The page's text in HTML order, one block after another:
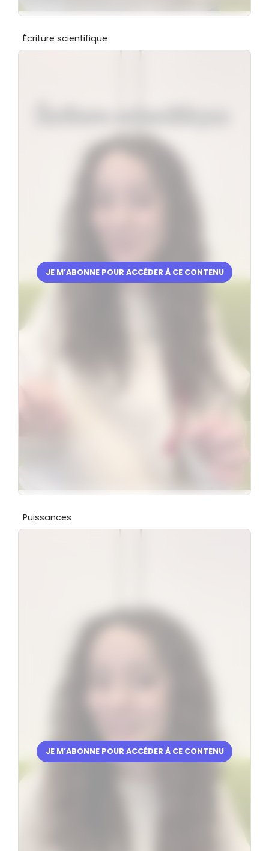
Écriture scientifique
JE M’ABONNE POUR ACCÉDER À CE CONTENU
Puissances
JE M’ABONNE POUR ACCÉDER À CE CONTENU